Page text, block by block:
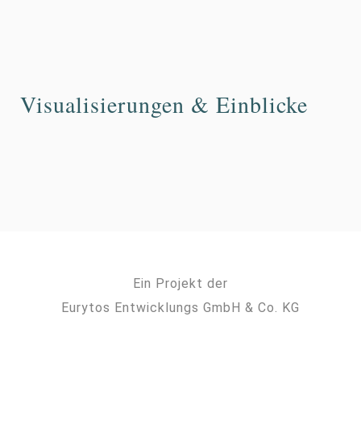
Visualisierungen & Einblicke
Ein Projekt der
Eurytos Entwicklungs GmbH & Co. KG